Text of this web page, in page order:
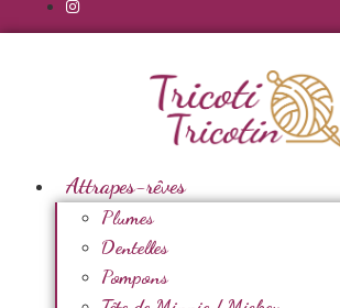
Attrapes-rêves
Plumes
Dentelles
Pompons